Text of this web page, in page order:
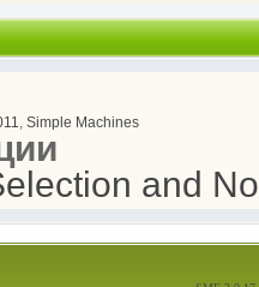
, Simple Machines
and